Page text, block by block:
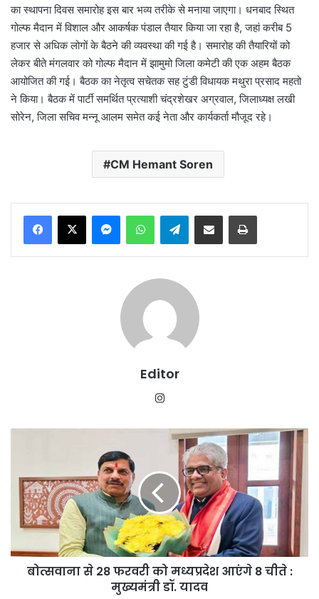
का स्थापना दिवस समारोह इस बार भव्य तरीके से मनाया जाएगा। धनबाद स्थित
गोल्फ मैदान में विशाल और आकर्षक पंडाल तैयार किया जा रहा है, जहां करीब 5
हजार से अधिक लोगों के बैठने की व्यवस्था की गई है। समारोह की तैयारियों को
लेकर बीते मंगलवार को गोल्फ मैदान में झामुमो जिला कमेटी की एक अहम बैठक
आयोजित की गई। बैठक का नेतृत्व सचेतक सह टुंडी विधायक मथुरा प्रसाद महतो
ने किया। बैठक में पार्टी समर्थित प्रत्याशी चंद्रशेखर अग्रवाल, जिलाध्यक्ष लखी
सोरेन, जिला सचिव मन्नू आलम समेत कई नेता और कार्यकर्ता मौजूद रहे।
CM Hemant Soren
MessengerWhatsAppTelegramShare via Email Print
Editor
फरवरी
मध्यप्रदेश
आएंगे
चीते
बोत्सवाना से 28 फरवरी को मध्यप्रदेश आएंगे 8 चीते :
मुख्यमंत्री डॉ. यादव